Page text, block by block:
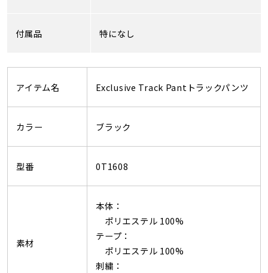
付属品 特になし
アイテム名 Exclusive Track Pantトラックパンツ
カラー ブラック
型番 0T1608
素材
本体：
ポリエステル 100%
テープ：
ポリエステル 100%
刺繍：